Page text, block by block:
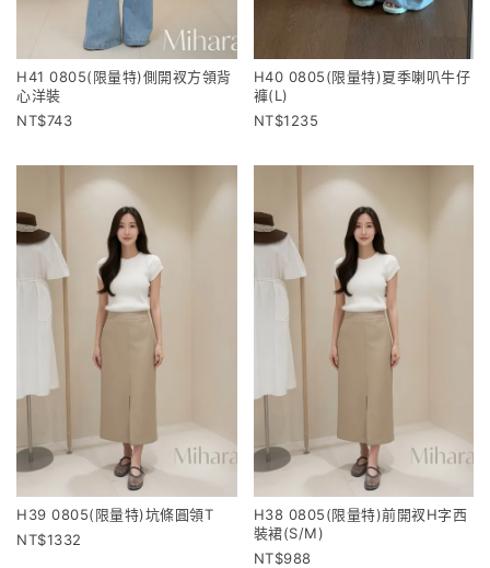
H41 0805(限量特)側開衩方領背
心洋裝
743
H40 0805(限量特)夏季喇叭牛仔
褲(L)
1235
H39 0805(限量特)坑條圓領T
1332
H38 0805(限量特)前開衩H字西
裝裙(S/M)
988